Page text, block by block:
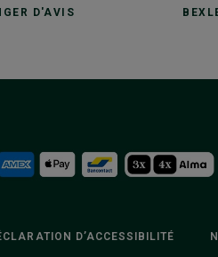
D'AVIS
D’ACCESSIBILITÉ